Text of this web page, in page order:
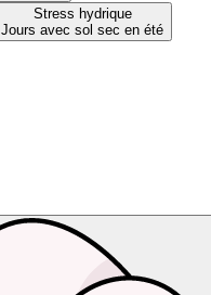
Stress hydrique
Jours avec sol sec en été